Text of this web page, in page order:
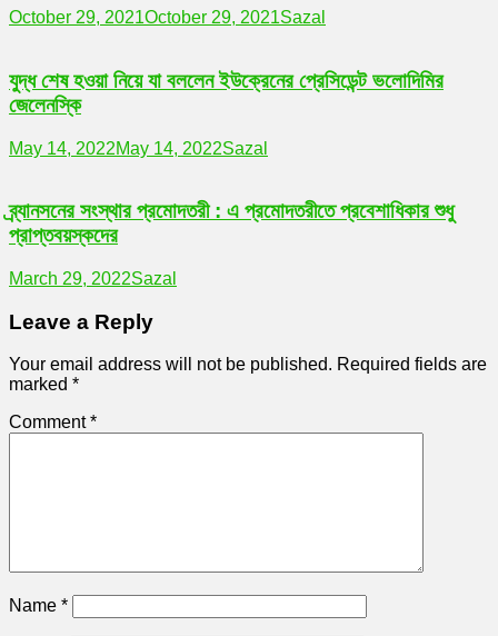
October 29, 2021October 29, 2021Sazal
যুদ্ধ শেষ হওয়া নিয়ে যা বললেন ইউক্রেনের প্রেসিডেন্ট ভলোদিমির
জেলেনস্কি
May 14, 2022May 14, 2022Sazal
ব্র্যানসনের সংস্থার প্রমোদতরী : এ প্রমোদতরীতে প্রবেশাধিকার শুধু
প্রাপ্তবয়স্কদের
March 29, 2022Sazal
Leave a Reply
Your email address will not be published. Required fields are
marked *
Comment*
Name *